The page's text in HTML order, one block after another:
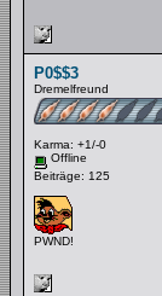
P0$$3
Dremelfreund
Karma: +1/-0
Offline
Beiträge: 125
PWND!